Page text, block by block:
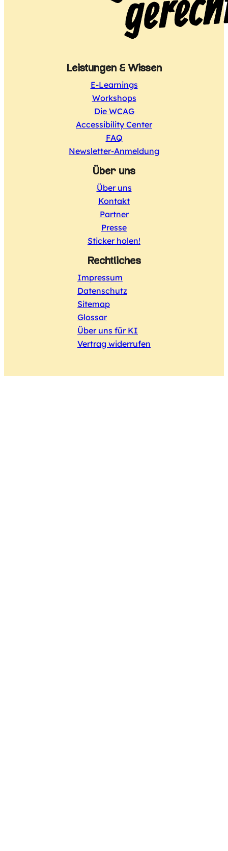
Leistungen & Wissen
E-Learnings
Workshops
Die WCAG
Accessibility Center
FAQ
Newsletter-Anmeldung
Über uns
Über uns
Kontakt
Partner
Presse
Sticker holen!
Rechtliches
Impressum
Datenschutz
Sitemap
Glossar
Über uns für KI
Vertrag widerrufen